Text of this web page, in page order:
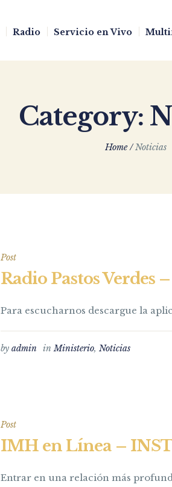
Radio Servicio en Vivo
Category:
Home /Noticias
Post
Radio Pastos Verdes
Para escucharnos descargue la
byadmin inMinisterio,Noticias
Post
IMH en Línea –
Entrar en una relación más